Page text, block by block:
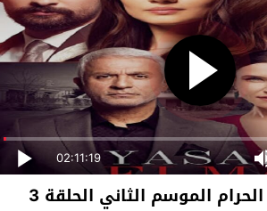
02:11:19
الموسم الثاني الحلقة 3